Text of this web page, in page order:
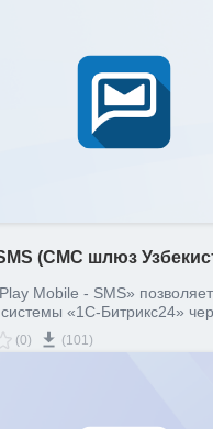
(СМС шлюз
Mobile - SMS»
«1С-Битрикс24»
MOBILE» лидам,
за сделки прямо из
(0) (101)